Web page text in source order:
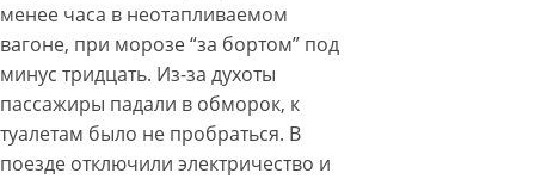
менее часа в неотапливаемом
вагоне, при морозе “за бортом” под
минус тридцать. Из-за духоты
пассажиры падали в обморок, к
туалетам было не пробраться. В
поезде отключили электричество и